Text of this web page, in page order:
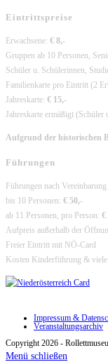
Eintrittspreise
Erwachsene: € 8,-
Gruppen ab 10 Personen,
Schüler u. Schülerinnen,
Familienkarte pro Eintritt (2
Jahreskarte: € 15,-
Jahreskarte ermäßigt
Aufgrund der historischen
Führungen
Führungen nach Vereinbarung
bis 10 Personen: € 50,-
ab 11 Personen, pro Person: €
Aufpreis außerhalb der
Freier Eintritt mit NÖ-Card
Kosten Kinderführung &
Impressum &
Veranstaltungsarchiv
Copyright 2026 -
Menü schließen